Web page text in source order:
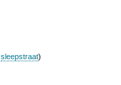
sleepstraat)